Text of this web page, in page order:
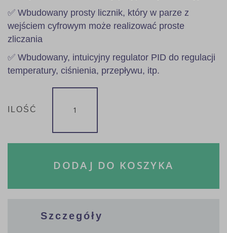
✅ Wbudowany prosty licznik, który w parze z
wejściem cyfrowym może realizować proste
zliczania
✅ Wbudowany, intuicyjny regulator PID do regulacji
temperatury, ciśnienia, przepływu, itp.
ILOŚĆ
DODAJ DO KOSZYKA
Szczegóły